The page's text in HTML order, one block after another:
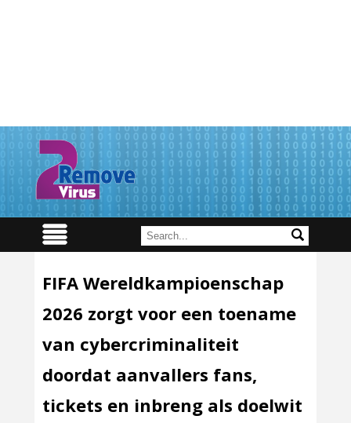
FIFA Wereldkampioenschap
2026 zorgt voor een toename
van cybercriminaliteit
doordat aanvallers fans,
tickets en inbreng als doelwit